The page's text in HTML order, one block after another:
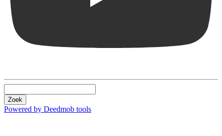
Zoek
Powered by Deedmob tools